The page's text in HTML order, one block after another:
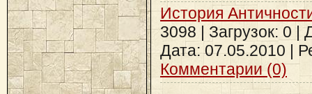
История
3098 | Загрузок: 0 |
Дата:07.05.2010 |
Комментарии (0)